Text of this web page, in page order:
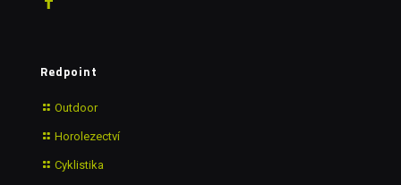
Redpoint
Outdoor
Horolezectví
Cyklistika